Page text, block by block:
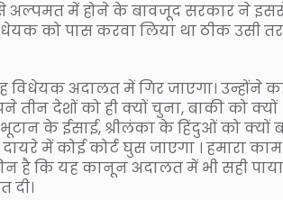
से अल्पमत में होने के बावजूद सरकार ने
को पास करवा लिया था ठीक उसी
अदालत में गिर जाएगा। उन्होंने
देशों को ही क्यों चुना, बाकी को क्यों
के ईसाई, श्रीलंका के हिंदुओं को क्यों
में कोई कोर्ट घुस जाएगा । हमारा काम
है कि यह कानून अदालत में भी सही पाया
दी।